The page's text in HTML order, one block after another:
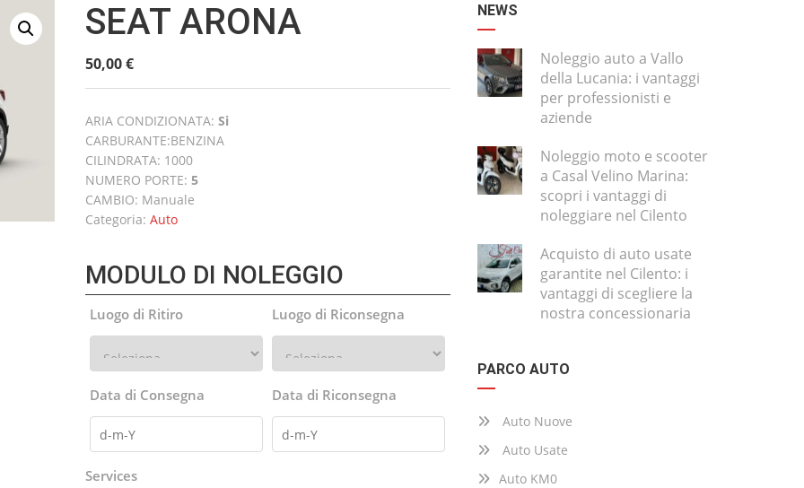
SEAT ARONA
50,00€
ARIA CONDIZIONATA: Si
CARBURANTE:BENZINA
CILINDRATA: 1000
NUMERO PORTE: 5
CAMBIO: Manuale
Categoria: Auto
MODULO DI NOLEGGIO
Luogo di Ritiro Luogo di Riconsegna
Data di Consegna Data di Riconsegna
Services
NEWS
Noleggio auto a Vallo
della Lucania: i vantaggi
per professionisti e
aziende
Noleggio moto e scooter
a Casal Velino Marina:
scopri i vantaggi di
noleggiare nel Cilento
Acquisto di auto usate
garantite nel Cilento: i
vantaggi di scegliere la
nostra concessionaria
PARCO AUTO
Auto Nuove
Auto Usate
Auto KM0